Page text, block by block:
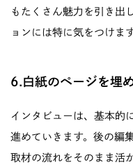
もたくさん魅力を引き出
ョンには特に気をつけます
6.白紙のページを埋
インタビューは、基本的
進めていきます。後の編
取材の流れをそのまま活